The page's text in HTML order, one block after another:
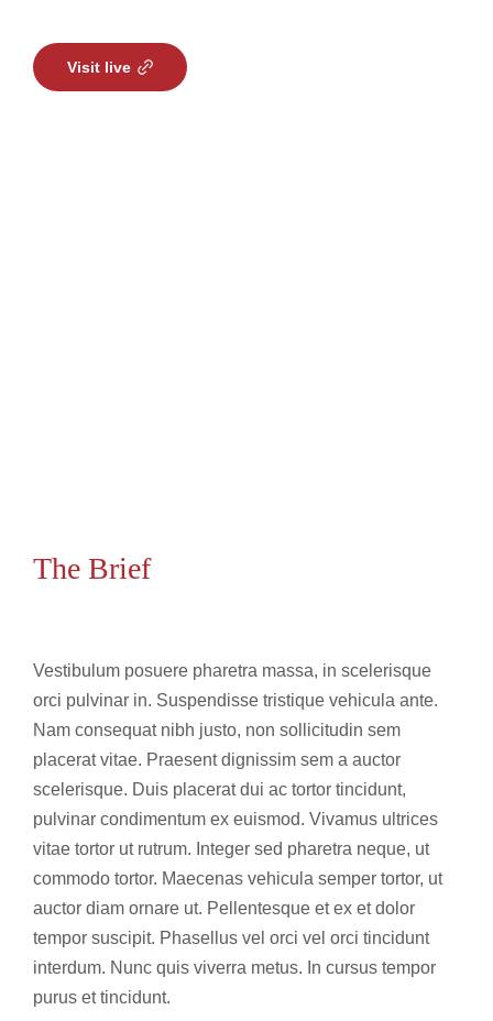
Visit live
The Brief
Vestibulum posuere pharetra massa, in scelerisque
orci pulvinar in. Suspendisse tristique vehicula ante.
Nam consequat nibh justo, non sollicitudin sem
placerat vitae. Praesent dignissim sem a auctor
scelerisque. Duis placerat dui ac tortor tincidunt,
pulvinar condimentum ex euismod. Vivamus ultrices
vitae tortor ut rutrum. Integer sed pharetra neque, ut
commodo tortor. Maecenas vehicula semper tortor, ut
auctor diam ornare ut. Pellentesque et ex et dolor
tempor suscipit. Phasellus vel orci vel orci tincidunt
interdum. Nunc quis viverra metus. In cursus tempor
purus et tincidunt.